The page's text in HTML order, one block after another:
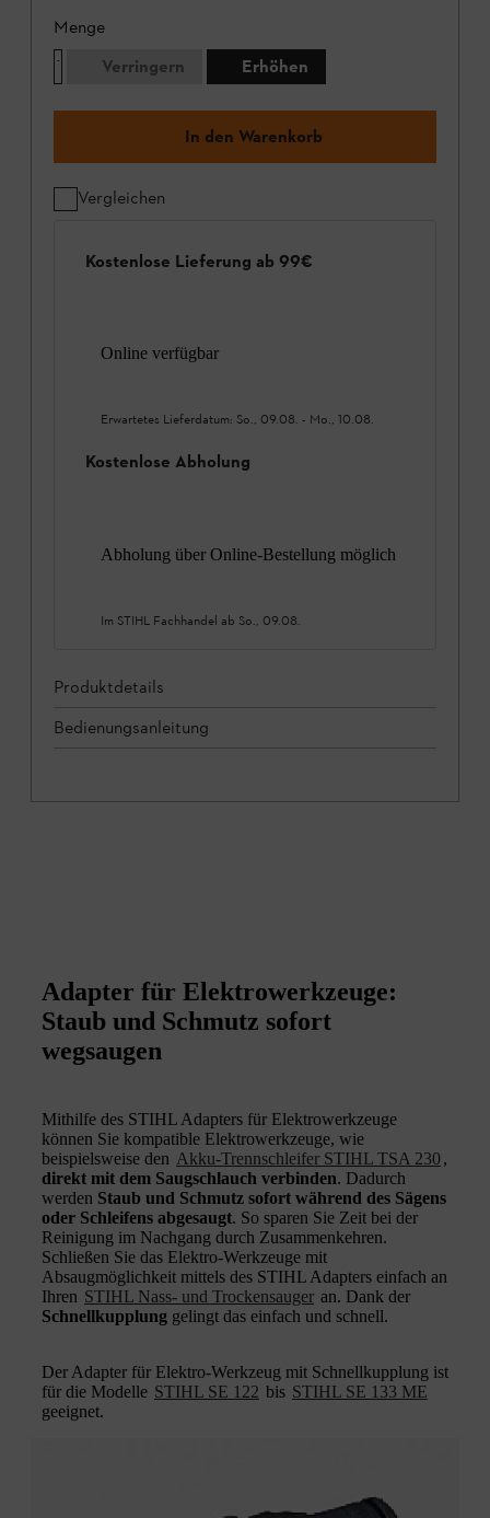
Menge
Verringern
Erhöhen
In den Warenkorb
Vergleichen
Kostenlose Lieferung ab 99€
Online verfügbar
Erwartetes Lieferdatum: So., 09.08. - Mo., 10.08.
Kostenlose Abholung
Abholung über Online-Bestellung möglich
Im STIHL Fachhandel ab So., 09.08.
Produktdetails
Bedienungsanleitung
Adapter für Elektrowerkzeuge:
Staub und Schmutz sofort
wegsaugen
Mithilfe des STIHL Adapters für Elektrowerkzeuge
können Sie kompatible Elektrowerkzeuge, wie
beispielsweise den Akku-Trennschleifer STIHL TSA 230,
direkt mit dem Saugschlauch verbinden. Dadurch
werden Staub und Schmutz sofort während des Sägens
oder Schleifens abgesaugt. So sparen Sie Zeit bei der
Reinigung im Nachgang durch Zusammenkehren.
Schließen Sie das Elektro-Werkzeuge mit
Absaugmöglichkeit mittels des STIHL Adapters einfach an
Ihren STIHL Nass- und Trockensauger an. Dank der
Schnellkupplung gelingt das einfach und schnell.
Der Adapter für Elektro-Werkzeug mit Schnellkupplung ist
für die Modelle STIHL SE 122 bis STIHL SE 133 ME
geeignet.